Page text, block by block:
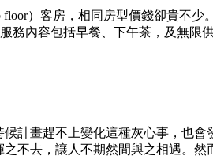
）客房，相同房型價錢卻貴不
務內容包括早餐、下午茶，及無限
計畫趕不上變化這種灰心事，也
不去，讓人不期然間與之相遇。